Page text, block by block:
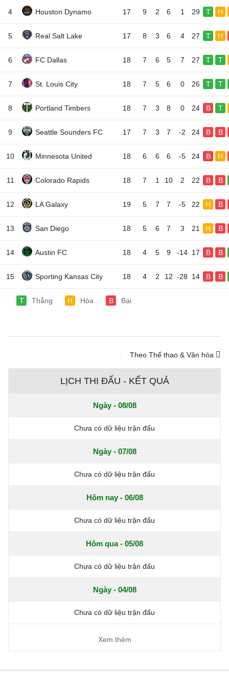
4 Houston Dynamo 17 9 2 6 1 29 T H
5 Real Salt Lake 17 8 3 6 4 27 T H
6 FC Dallas 18 7 6 5 7 27 T T
7 St. Louis City 18 7 5 6 0 26 T T
8 Portland Timbers 18 7 3 8 0 24 B T
9 Seattle Sounders FC 17 7 3 7 -2 24 B B
10 Minnesota United 18 6 6 6 -5 24 B H
11 Colorado Rapids 18 7 1 10 2 22 B B
12 LA Galaxy 19 5 7 7 -5 22 H B
13 San Diego 18 5 6 7 3 21 H B
14 Austin FC 18 4 5 9 -14 17 B B
15 Sporting Kansas City 18 4 2 12 -28 14 B B
T Thắng H Hòa B Bại
Theo Thể thao & Văn hóa
LỊCH THI ĐẤU - KẾT QUẢ
Ngày - 08/08
Chưa có dữ liệu trận đấu
Ngày - 07/08
Chưa có dữ liệu trận đấu
Hôm nay - 06/08
Chưa có dữ liệu trận đấu
Hôm qua - 05/08
Chưa có dữ liệu trận đấu
Ngày - 04/08
Chưa có dữ liệu trận đấu
Xem thêm